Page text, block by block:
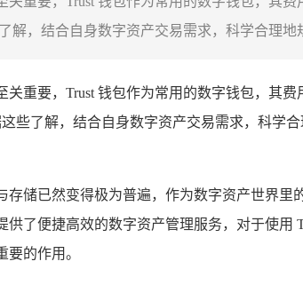
解，结合自身数字资产交易需求，科学合理
重要，Trust 钱包作为常用的数字钱包，其
些了解，结合自身数字资产交易需求，科学
存储已然变得极为普遍，作为数字资产世界里
了便捷高效的数字资产管理服务，对于使
的作用。